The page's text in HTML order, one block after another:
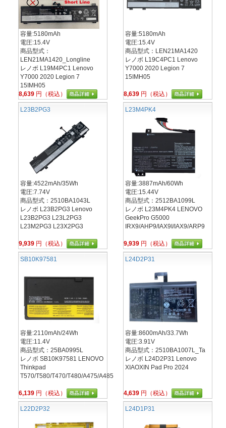
容量:5180mAh
電圧:15.4V
商品型式：
LEN21MA1420_Longline
レノボ L19M4PC1 Lenovo
Y7000 2020 Legion 7
15IMH05
8,639 円（税込）
容量:5180mAh
電圧:15.4V
商品型式：LEN21MA1420
レノボ L19C4PC1 Lenovo
Y7000 2020 Legion 7
15IMH05
8,639 円（税込）
L23B2PG3
容量:4522mAh/35Wh
電圧:7.74V
商品型式：2510BA1043L
レノボ L23B2PG3 Lenovo
L23B2PG3 L23L2PG3
L23M2PG3 L23X2PG3
9,939 円（税込）
L23M4PK4
容量:3887mAh/60Wh
電圧:15.44V
商品型式：2512BA1099L
レノボ L23M4PK4 LENOVO
GeekPro G5000
IRX9/AHP9/IAX9I/IAX9/ARP9
9,939 円（税込）
SB10K97581
容量:2110mAh/24Wh
電圧:11.4V
商品型式：25BA0995L
レノボ SB10K97581 LENOVO
Thinkpad
T570/T580/T470/T480/A475/A485
6,139 円（税込）
L24D2P31
容量:8600mAh/33.7Wh
電圧:3.91V
商品型式：2510BA1007L_Ta
レノボ L24D2P31 Lenovo
XIAOXIN Pad Pro 2024
4,639 円（税込）
L22D2P32 L24D1P31